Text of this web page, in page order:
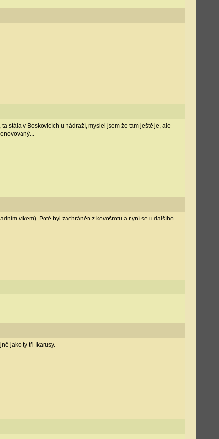
stála v Boskovicích u nádraží, myslel jsem že tam ještě je, ale
víkem). Poté byl zachráněn z kovošrotu a nyní se u dalšího
jako ty tři Ikarusy.